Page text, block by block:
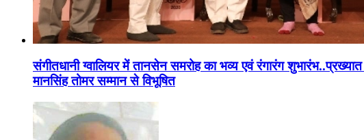
संगीतधानी ग्वालियर में तानसेन समरोह का भव्य एवं रंगारंग
मानसिंह तोमर सम्मान से विभूषित